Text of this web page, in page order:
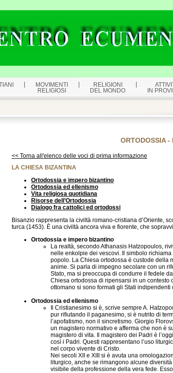
MOVIMENTI
RELIGIOSI
RELIGIONI
DEL MONDO
IN
ORTODOSSIA -
<< Torna all'elenco delle voci di prima informazione
LA CHIESA BIZANTINA
Ortodossia e impero bizantino
Ortodossia ed ellenismo
Vita religiosa quotidiana
Risorse dell’Ortodossia
Dialogo fra cattolici ed ortodossi
Bisanzio rappresenta la civiltà romano-cristiana d’Oriente,
turca (1453). È una civiltà ancora viva e fiorente, che
Ortodossia e impero bizantino
La realtà, secondo Athanasis Hatzopoulos,
nelle enkolpie dei vescovi. Il simbolo
popolo. La Chiesa ortodossa è custode della
anime. Si parla di impegno secolare con un
Stato, ma si preoccupa di condurre il fedele
Chiesa ortodossa di ripensarsi in un contesto
ottomano si sono formati gli Stati
Ortodossia ed ellenismo
Il Cristianesimo si è, scrive sempre A.
pur rifiutando il paganesimo, si è nutrito di
l’apofatismo, non il sincretismo. Giorgio
un magistero normativo e afferma che non è
magistero di vita. Il magistero dei Padri è
così i Padri. Questi rappresentano l’uso
nel corpo vivente di Cristo.
Nei secoli XII e XIII si è avuta una
liturgico, anche se rimangono alcune
visibile della professione della vera fede.